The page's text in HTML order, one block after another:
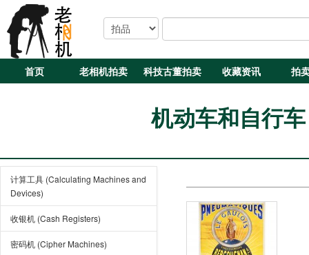
首页 老相机拍卖 科技古董拍卖 收藏资讯 拍
机动车和自行
计算工具 (Calculating Machines and
Devices)
收银机 (Cash Registers)
密码机 (Cipher Machines)